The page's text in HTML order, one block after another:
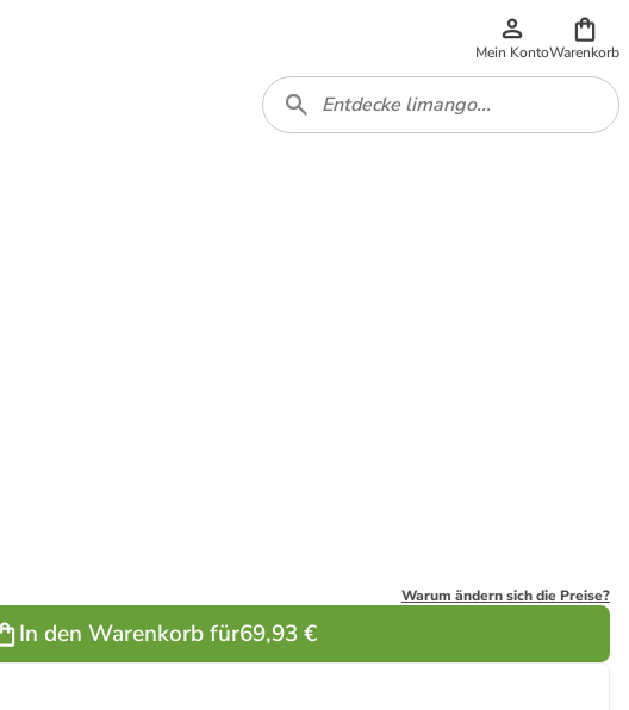
Mein KontoWarenkorb
Warum ändern sich die Preise?
In den Warenkorb für69,93 €